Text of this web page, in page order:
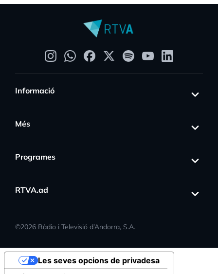
Informació
Més
Programes
RTVA.ad
©2026 Ràdio i Televisió d’Andorra, S.A.
Les seves opcions de privadesa